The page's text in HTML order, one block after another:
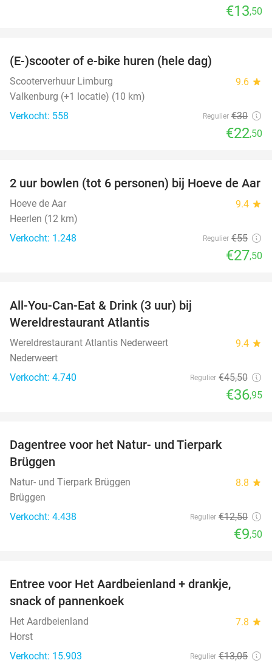
€13,50
(E-)scooter of e-bike huren (hele dag)
Scooterverhuur Limburg 9.6 star
Valkenburg (+1 locatie) (10 km)
Verkocht: 558
Regulier €30
€22,50
50%
2 uur bowlen (tot 6 personen) bij Hoeve de Aar
Hoeve de Aar 9.4 star
Heerlen (12 km)
Verkocht: 1.248
Regulier €55
€27,50
All-You-Can-Eat & Drink (3 uur) bij
Wereldrestaurant Atlantis
Wereldrestaurant Atlantis Nederweert 9.4 star
Nederweert
Verkocht: 4.740
Regulier €45,50
€36,95
Dagentree voor het Natur- und Tierpark
Brüggen
Natur- und Tierpark Brüggen 8.8 star
Brüggen
Verkocht: 4.438
Regulier €12,50
€9,50
Entree voor Het Aardbeienland + drankje,
snack of pannenkoek
Het Aardbeienland 7.8 star
Horst
Verkocht: 15.903
Regulier €13,05